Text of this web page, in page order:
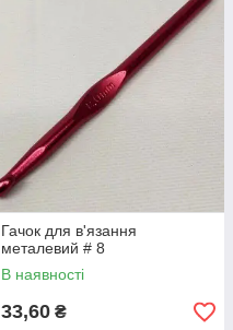
Гачок для в'язання
металевий # 8
В наявності
33,60 ₴